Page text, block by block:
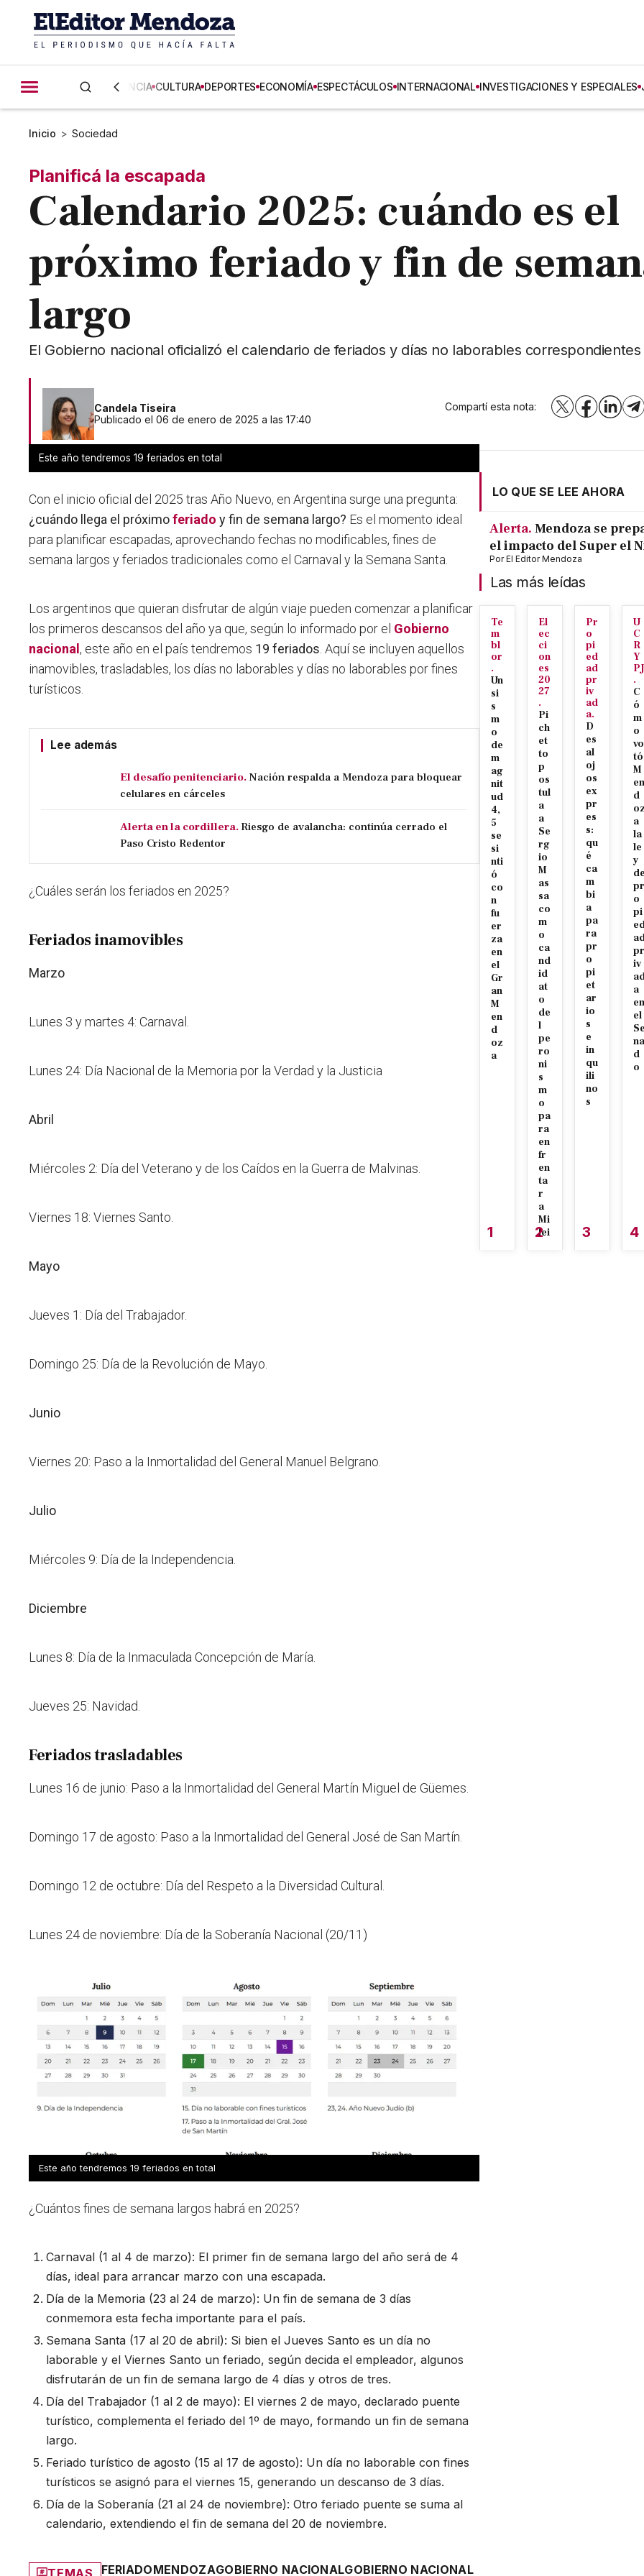
CIENCIA CULTURA DEPORTES ECONOMÍA ESPECTÁCULOS INTERNACIONAL INVESTIGACIONES Y ESPECIALES
Inicio > Sociedad
Planificá la escapada
Calendario 2025: cuándo es el
próximo feriado y fin de
largo
El Gobierno nacional oficializó el calendario de feriados y días no laborables correspondientes
Candela Tiseira
Publicado el 06 de enero de 2025 a las 17:40
Compartí esta nota: X Facebook
Este año tendremos 19 feriados en total
Con el inicio oficial del 2025 tras Año Nuevo, en Argentina surge una pregunta:
¿cuándo llega el próximoferiado y fin de semana largo? Es el momento ideal
para planificar escapadas, aprovechando fechas no modificables, fines de
semana largos y feriados tradicionales como el Carnaval y la Semana Santa.
Los argentinos que quieran disfrutar de algún viaje pueden comenzar a planificar
los primeros descansos del año ya que, según lo informado por el Gobierno
nacional, este año en el país tendremos 19 feriados . Aquí se incluyen aquellos
inamovibles, trasladables, los días no laborables y días no laborables por fines
turísticos.
Lee además
El desafío penitenciario. Nación respalda a Mendoza para bloquear
celulares en cárceles
Alerta en la cordillera. Riesgo de avalancha: continúa cerrado el
Paso Cristo Redentor
¿Cuáles serán los feriados en 2025?
Feriados inamovibles
Marzo
Lunes 3 y martes 4: Carnaval.
Lunes 24: Día Nacional de la Memoria por la Verdad y la Justicia
Abril
Miércoles 2: Día del Veterano y de los Caídos en la Guerra de Malvinas.
Viernes 18: Viernes Santo.
Mayo
Jueves 1: Día del Trabajador.
Domingo 25: Día de la Revolución de Mayo.
Junio
Viernes 20: Paso a la Inmortalidad del General Manuel Belgrano.
Julio
Miércoles 9: Día de la Independencia.
Diciembre
Lunes 8: Día de la Inmaculada Concepción de María.
Jueves 25: Navidad.
Feriados trasladables
Lunes 16 de junio: Paso a la Inmortalidad del General Martín Miguel de Güemes.
Domingo 17 de agosto: Paso a la Inmortalidad del General José de San Martín.
Domingo 12 de octubre: Día del Respeto a la Diversidad Cultural.
Lunes 24 de noviembre: Día de la Soberanía Nacional (20/11)
Este año tendremos 19 feriados en total
¿Cuántos fines de semana largos habrá en 2025?
Carnaval (1 al 4 de marzo): El primer fin de semana largo del año será de 4
días, ideal para arrancar marzo con una escapada.
Día de la Memoria (23 al 24 de marzo): Un fin de semana de 3 días
conmemora esta fecha importante para el país.
Semana Santa (17 al 20 de abril): Si bien el Jueves Santo es un día no
laborable y el Viernes Santo un feriado, según decida el empleador, algunos
disfrutarán de un fin de semana largo de 4 días y otros de tres.
Día del Trabajador (1 al 2 de mayo): El viernes 2 de mayo, declarado puente
turístico, complementa el feriado del 1º de mayo, formando un fin de semana
largo.
Feriado turístico de agosto (15 al 17 de agosto): Un día no laborable con fines
turísticos se asignó para el viernes 15, generando un descanso de 3 días.
Día de la Soberanía (21 al 24 de noviembre): Otro feriado puente se suma al
calendario, extendiendo el fin de semana del 20 de noviembre.
TEMAS FERIADOMENDOZAGOBIERNO NACIONALGOBIERNO NACIONAL
LO QUE SE LEE AHORA
Alerta. Mendoza se
el impacto del Super el
PorEl Editor Mendoza
Las más leídas
Te
m
bl
or
.
Un
si
s
m
o
de
m
ag
nit
ud
4,
5
se
si
nti
ó
co
n
fu
er
za
en
el
Gr
an
M
en
d
oz
a
1
El
ec
ci
on
es
20
27
.
Pi
ch
et
to
p
os
tul
a
a
Se
rg
io
M
as
sa
co
m
o
ca
nd
id
at
o
de
l
pe
ro
ni
s
m
o
pa
ra
en
fr
en
ta
r
a
Mi
lei
2
Pr
o
pi
ed
ad
pr
iv
ad
a.
D
es
al
oj
os
ex
pr
es
s:
qu
é
ca
m
bi
a
pa
ra
pr
o
pi
et
ar
io
s
e
in
qu
ili
no
s
3
U
C
R
Y
PJ
.
C
ó
m
o
vo
tó
M
en
d
oz
a
la
le
y
de
pr
o
pi
pr
iv
a
en
el
Se
na
d
o
4